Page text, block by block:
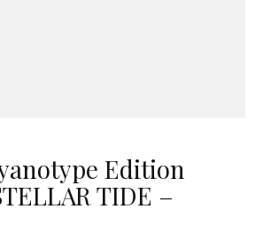
Edition
TIDE –